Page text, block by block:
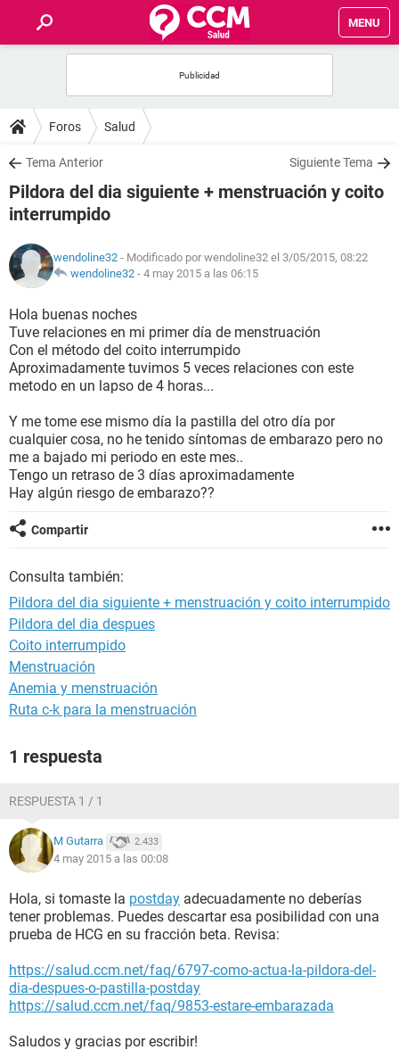
MENU
FOROS
SALUD
FAMILIA
NUTRICIÓN
SEXUALIDAD
GLOSARIO
Foros Salud
Tema Anterior Siguiente Tema
Pildora del dia siguiente + menstruación y coito
interrumpido
wendoline32 - Modificado por wendoline32 el 3/05/2015, 08:22
wendoline32 - 4 may 2015 a las 06:15
Hola buenas noches
Tuve relaciones en mi primer día de menstruación
Con el método del coito interrumpido
Aproximadamente tuvimos 5 veces relaciones con este
metodo en un lapso de 4 horas...
Y me tome ese mismo día la pastilla del otro día por
cualquier cosa, no he tenido síntomas de embarazo pero no
me a bajado mi periodo en este mes..
Tengo un retraso de 3 días aproximadamente
Hay algún riesgo de embarazo??
Compartir
Consulta también:
Pildora del dia siguiente + menstruación y coito interrumpido
Pildora del dia despues
Coito interrumpido
Menstruación
Anemia y menstruación
Ruta c-k para la menstruación
1 respuesta
RESPUESTA 1 / 1
M Gutarra 2.433
4 may 2015 a las 00:08
Hola, si tomaste la postday adecuadamente no deberías
tener problemas. Puedes descartar esa posibilidad con una
prueba de HCG en su fracción beta. Revisa:
https://salud.ccm.net/faq/6797-como-actua-la-pildora-del-
dia-despues-o-pastilla-postday
https://salud.ccm.net/faq/9853-estare-embarazada
Saludos y gracias por escribir!